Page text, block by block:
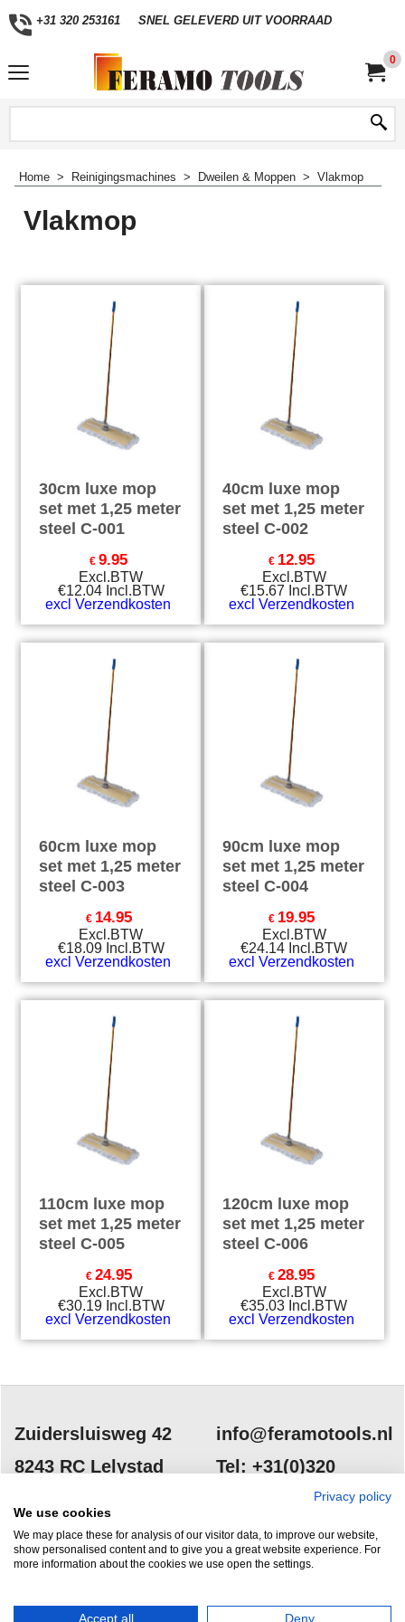
+31 320 253161 SNEL GELEVERD UIT VOORRAAD
0
Home > Reinigingsmachines > Dweilen & Moppen > Vlakmop
Vlakmop
30cm luxe mop
set met 1,25 meter
steel C-001
€ 9.95
Excl.BTW
€12.04 Incl.BTW
excl Verzendkosten
40cm luxe mop
set met 1,25 meter
steel C-002
€ 12.95
Excl.BTW
€15.67 Incl.BTW
excl Verzendkosten
60cm luxe mop
set met 1,25 meter
steel C-003
€ 14.95
Excl.BTW
€18.09 Incl.BTW
excl Verzendkosten
90cm luxe mop
set met 1,25 meter
steel C-004
€ 19.95
Excl.BTW
€24.14 Incl.BTW
excl Verzendkosten
110cm luxe mop
set met 1,25 meter
steel C-005
€ 24.95
Excl.BTW
€30.19 Incl.BTW
excl Verzendkosten
120cm luxe mop
set met 1,25 meter
steel C-006
€ 28.95
Excl.BTW
€35.03 Incl.BTW
excl Verzendkosten
Zuidersluisweg 42
8243 RC Lelystad
info@feramotools.nl
Tel: +31(0)320
Privacy policy
We use cookies
We may place these for analysis of our visitor data, to improve our website,
show personalised content and to give you a great website experience. For
more information about the cookies we use open the settings.
Accept all Deny